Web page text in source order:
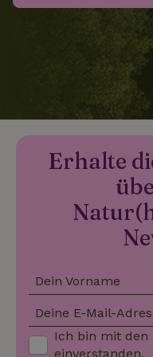
Erhalte
Dein Vorname
Deine E-Mail-
Ich bin mit den
einverstanden.
_nhftconstraint_search-
lowest-price
_nhftconstraint_search-
geo-json